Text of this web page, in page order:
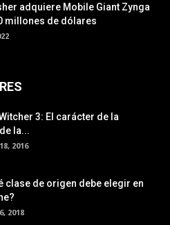
adquiere Mobile Giant Zynga
millones de dólares
3: El carácter de la
la...
2016
clase de origen debe elegir en
2018